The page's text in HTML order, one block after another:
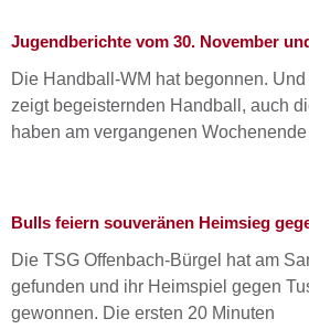
Jugendberichte vom 30. November
Die Handball-WM hat begonnen.
zeigt begeisternden Handball, auch
haben am vergangenen
Bulls feiern souveränen Heimsieg
Die TSG Offenbach-Bürgel hat am
gefunden und ihr Heimspiel gegen
gewonnen. Die ersten 20 Minuten